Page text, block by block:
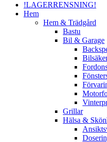
!LAGERRENSNING!
Hem
Hem & Trädgård
Bastu
Bil & Garage
Grillar
Hälsa &